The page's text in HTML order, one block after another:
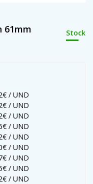
61mm
Stock
/ UND
/ UND
/ UND
/ UND
/ UND
/ UND
/ UND
/ UND
/ UND